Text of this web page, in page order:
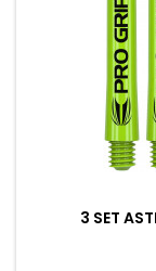
3 SET